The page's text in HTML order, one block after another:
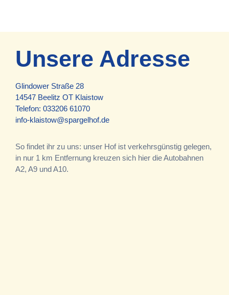
Unsere Adresse
Glindower Straße 28
14547 Beelitz OT Klaistow
Telefon: 033206 61070
info-klaistow@spargelhof.de
So findet ihr zu uns: unser Hof ist verkehrsgünstig gelegen,
in nur 1 km Entfernung kreuzen sich hier die Autobahnen
A2, A9 und A10.